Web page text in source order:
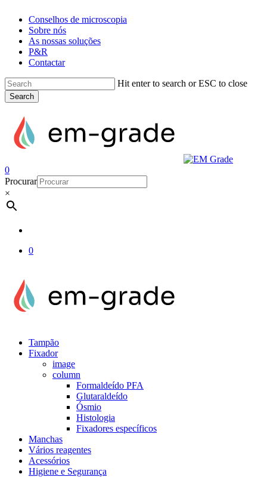
main
content
Conselhos de microscopia
Sobre nós
As nossas soluções
P&R
Contactar
Hit enter to search or ESC to close
Search
Search
account
0
Menu
Procurar
×
0
Tampão
Fixador
image
column
Formaldeído PFA
Glutaraldeído
Ósmio
Histologia
Fixadores específicos
Manchas
Vários reagentes
Acessórios
Higiene e Segurança